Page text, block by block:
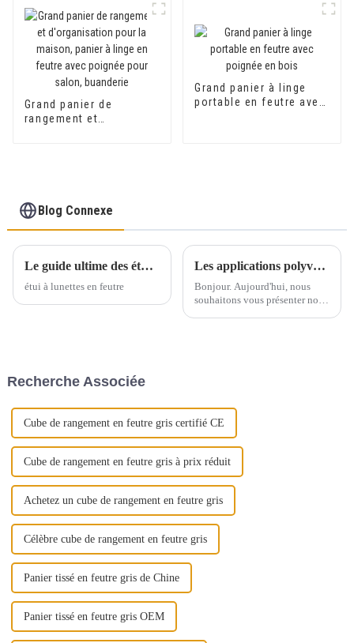
linge en feutre Panier à
linge en feutre
Grand panier de
rangement et
Grand panier à linge
portable en feutre avec
Blog Connexe
Le guide ultime des étuis à lunettes en feutre polyester : résistants aux rayures, légers et durables
étui à lunettes en feutre
Les applications polyvalentes du feutre de polyester stimulent la croissance de l'industrie
Bonjour. Aujourd'hui, nous
souhaitons vous présenter notre
Recherche Associée
Cube de rangement en feutre gris certifié CE
Cube de rangement en feutre gris à prix réduit
Achetez un cube de rangement en feutre gris
Célèbre cube de rangement en feutre gris
Panier tissé en feutre gris de Chine
Panier tissé en feutre gris OEM